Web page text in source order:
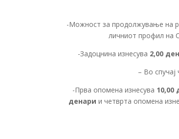
-Можност за продолжување на
личниот профил на
-Задоцнина изнесува 2,00
– Во
-Прва опомена изнесува 10,00
денари и четврта опомена